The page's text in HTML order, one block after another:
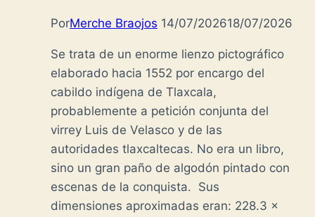
PorMerche Braojos 14/07/202618/07/2026
Se trata de un enorme lienzo pictográfico
elaborado hacia 1552 por encargo del
cabildo indígena de Tlaxcala,
probablemente a petición conjunta del
virrey Luis de Velasco y de las
autoridades tlaxcaltecas. No era un libro,
sino un gran paño de algodón pintado con
escenas de la conquista. Sus
dimensiones aproximadas eran: 228.3 x